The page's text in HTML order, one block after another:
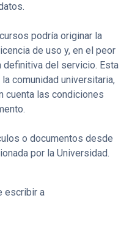
podría originar la
de uso y, en el peor
del servicio. Esta
comunidad universitaria,
cuenta las condiciones
o documentos desde
por la Universidad.
escribir a